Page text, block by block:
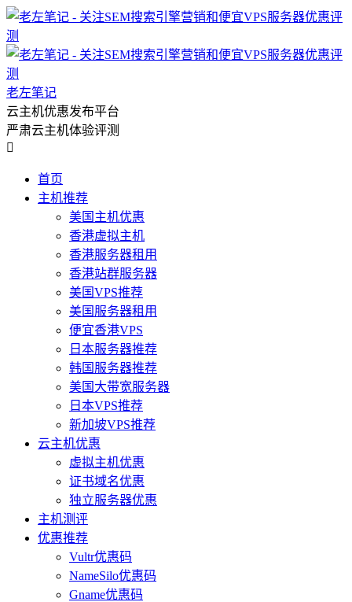
老左笔记
云主机优惠发布平台
严肃云主机体验评测

首页
主机推荐
美国主机优惠
香港虚拟主机
香港服务器租用
香港站群服务器
美国VPS推荐
美国服务器租用
便宜香港VPS
日本服务器推荐
韩国服务器推荐
美国大带宽服务器
日本VPS推荐
新加坡VPS推荐
云主机优惠
虚拟主机优惠
证书域名优惠
独立服务器优惠
主机测评
优惠推荐
Vultr优惠码
NameSilo优惠码
Gname优惠码